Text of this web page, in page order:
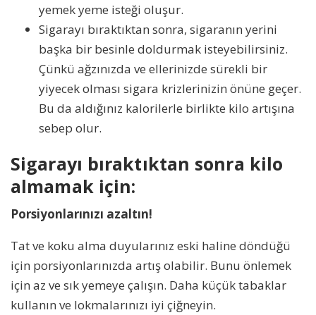
yemek yeme isteği oluşur.
Sigarayı bıraktıktan sonra, sigaranın yerini
başka bir besinle doldurmak isteyebilirsiniz.
Çünkü ağzınızda ve ellerinizde sürekli bir
yiyecek olması sigara krizlerinizin önüne geçer.
Bu da aldığınız kalorilerle birlikte kilo artışına
sebep olur.
Sigarayı bıraktıktan sonra kilo
almamak için:
Porsiyonlarınızı azaltın!
Tat ve koku alma duyularınız eski haline döndüğü
için porsiyonlarınızda artış olabilir. Bunu önlemek
için az ve sık yemeye çalışın. Daha küçük tabaklar
kullanın ve lokmalarınızı iyi çiğneyin.